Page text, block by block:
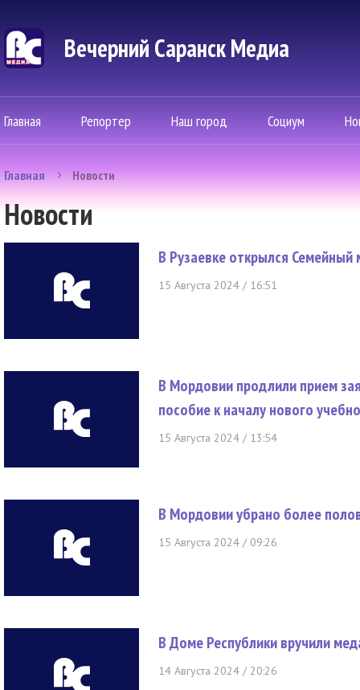
Вечерний Саранск Mедиа
Главная Репортер Наш город Социум
Главная Новости
Новости
В Рузаевке открылся
15 Августа 2024 / 16:51
В Мордовии продлили прием
пособие к началу нового
15 Августа 2024 / 13:54
В Мордовии убрано более
15 Августа 2024 / 09:26
В Доме Республики вручили
14 Августа 2024 / 20:26